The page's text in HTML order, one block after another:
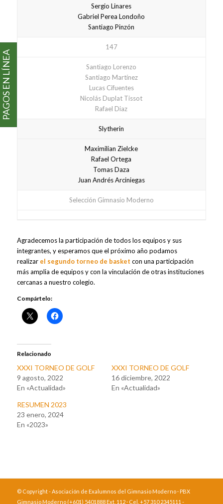
Sergio Linares
Gabriel Perea Londoño
Santiago Pinzón
147
Santiago Lorenzo
Santiago Martínez
Lucas Cifuentes
Nicolás Duplat Tissot
Rafael Diaz
Slytherin
Maximilian Zielcke
Rafael Ortega
Tomas Daza
Juan Andrés Arciniegas
Selección Gimnasio Moderno
Agradecemos la participación de todos los equipos y sus
integrantes, y esperamos que el próximo año podamos
realizar el segundo torneo de basket con una participación
más amplia de equipos y con la vinculación de otras instituciones
cercanas a nuestro colegio.
Compártelo:
Relacionado
XXXI TORNEO DE GOLF
9 agosto, 2022
En «Actualidad»
XXXI TORNEO DE GOLF
16 diciembre, 2022
En «Actualidad»
RESUMEN 2023
23 enero, 2024
En «2023»
© Copyright - Asociación de Exalumnos del Gimnasio Moderno · PBX
Gimnasio Moderno (+601) 5401888 Ext. 112 · Cel. +57 310 2345111 -
PAGOS EN LÍNEA